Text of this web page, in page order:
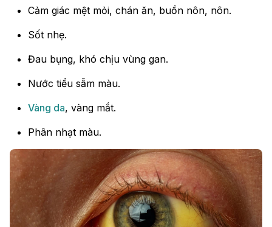
Cảm giác mệt mỏi, chán ăn, buồn nôn, nôn.
Sốt nhẹ.
Đau bụng, khó chịu vùng gan.
Nước tiểu sẫm màu.
Vàng da, vàng mắt.
Phân nhạt màu.